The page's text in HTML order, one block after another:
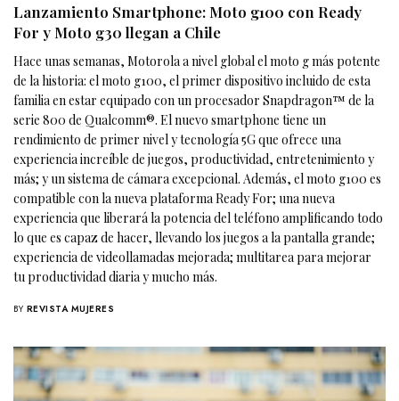
Lanzamiento Smartphone: Moto g100 con Ready
For y Moto g30 llegan a Chile
Hace unas semanas, Motorola a nivel global el moto g más potente
de la historia: el moto g100, el primer dispositivo incluido de esta
familia en estar equipado con un procesador Snapdragon™ de la
serie 800 de Qualcomm®. El nuevo smartphone tiene un
rendimiento de primer nivel y tecnología 5G que ofrece una
experiencia increíble de juegos, productividad, entretenimiento y
más; y un sistema de cámara excepcional. Además, el moto g100 es
compatible con la nueva plataforma Ready For; una nueva
experiencia que liberará la potencia del teléfono amplificando todo
lo que es capaz de hacer, llevando los juegos a la pantalla grande;
experiencia de videollamadas mejorada; multitarea para mejorar
tu productividad diaria y mucho más.
BY REVISTA MUJERES